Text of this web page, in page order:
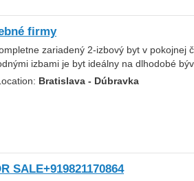
firmy
zariadený 2-izbový byt v pokojnej
izbami je byt ideálny na dlhodobé
Bratislava - Dúbravka
SALE+919821170864